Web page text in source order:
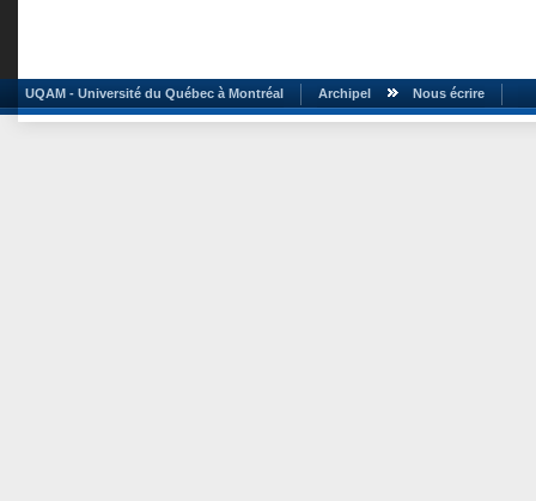
UQAM - Université du Québec à Montréal Archipel Nous écrire